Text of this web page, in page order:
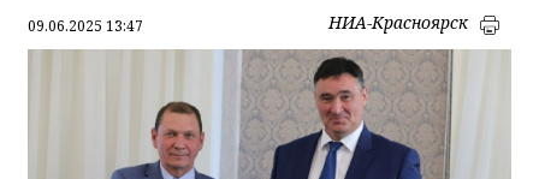
09.06.2025 13:47 НИА-Красноярск